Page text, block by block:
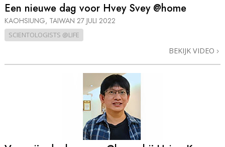
Een nieuwe dag voor Hvey Svey @home
KAOHSIUNG, TAIWAN 27 JULI 2022
SCIENTOLOGISTS @LIFE
BEKIJK VIDEO